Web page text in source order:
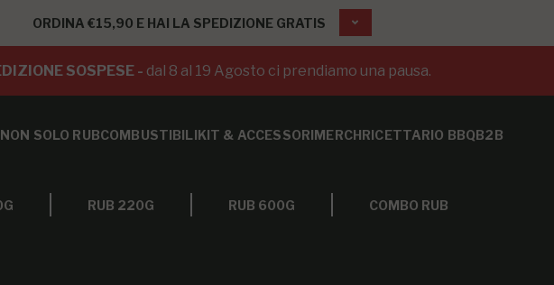
ORDINA €15,90 E HAI LA SPEDIZIONE GRATIS
SOSPESE - dal 8 al 19 Agosto ci prendiamo una pausa.
NON SOLO RUBCOMBUSTIBILIKIT & ACCESSORIMERCHRICETTARIO BBQB2B
RUB 220G RUB 600G COMBO RUB